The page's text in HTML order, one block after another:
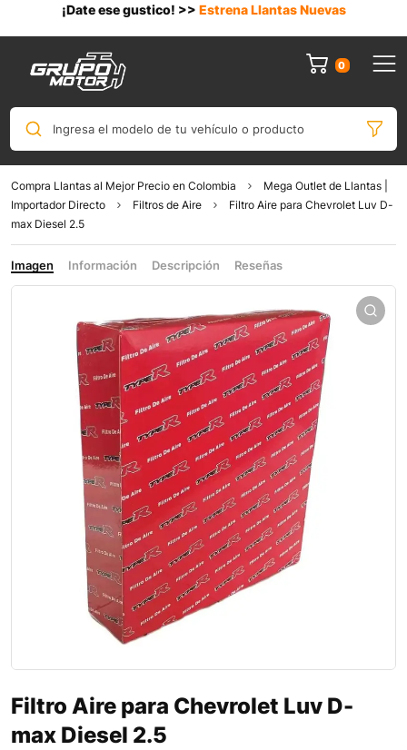
¡Date ese gustico! >> Estrena Llantas Nuevas
0
Ingresa el modelo de tu vehículo o producto
Compra Llantas al Mejor Precio en Colombia
Mega Outlet de Llantas |
Importador Directo
Filtros de Aire
Filtro Aire para Chevrolet Luv D-
max Diesel 2.5
Imagen Información Descripción Reseñas
Filtro Aire para Chevrolet Luv D-
max Diesel 2.5